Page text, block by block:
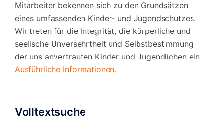
Mitarbeiter bekennen sich zu den Grundsätzen
eines umfassenden Kinder- und Jugendschutzes.
Wir treten für die Integrität, die körperliche und
seelische Unversehrtheit und Selbstbestimmung
der uns anvertrauten Kinder und Jugendlichen ein.
Ausführliche Informationen.
Volltextsuche